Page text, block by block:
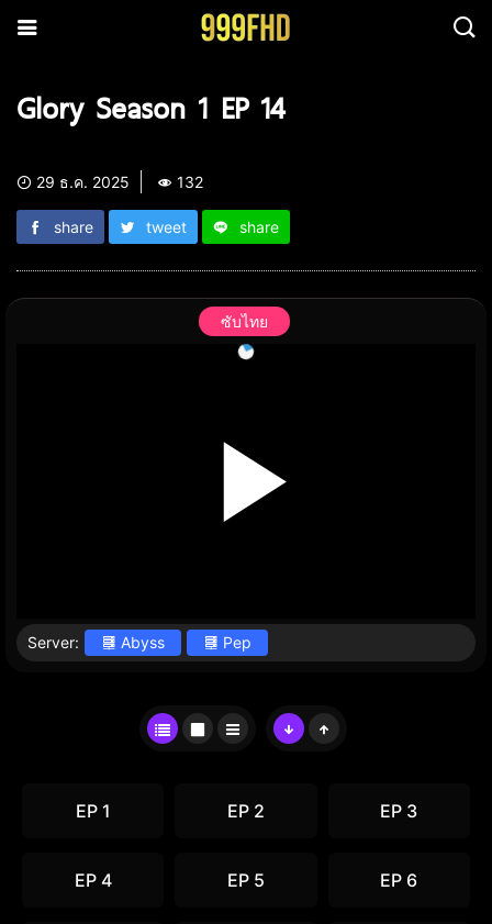
Glory Season 1 EP 14
29 ธ.ค. 2025 132
share tweet share
ซับไทย
Server: Abyss Pep
EP 1 EP 2 EP 3
EP 4 EP 5 EP 6